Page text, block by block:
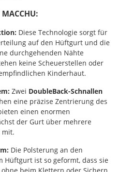
Diese Technologie sorgt für
auf den Hüftgurt und die
durchgehenden Nähte
keine Scheuerstellen oder
Kinderhaut.
Zwei DoubleBack-Schnallen
eine präzise Zentrierung des
einen enormen
der Gurt über mehrere
mit.
Die Polsterung an den
Hüftgurt ist so geformt, dass sie